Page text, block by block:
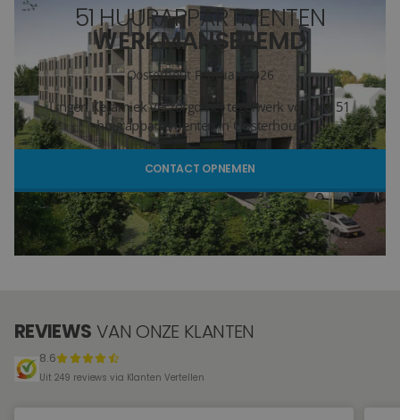
MEER PRODUCTEN
SHOWROOM BEZOEKEN
Stijlstudio's
Projecten
Inspiratie
Blog
Tegelviewer
51 HUURAPPARTMENTEN
WERKMANSBEEMD
Oosterhout Februari 2026
Lingen Keramiek verzorgd het tegelwerk voor de 51
huurappartementen in Oosterhout.
CONTACT OPNEMEN
VOORBEELDEN
REVIEWS VAN ONZE KLANTEN
8.6
Uit 249 reviews via Klanten Vertellen